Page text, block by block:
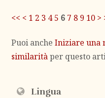
<< < 1 2 3 4 5 6 7 8 9 10 >
Puoi anche Iniziare una
similaritàper questo
Lingua